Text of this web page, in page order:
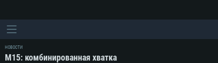
НОВОСТИ
М15: комбинированная хватка